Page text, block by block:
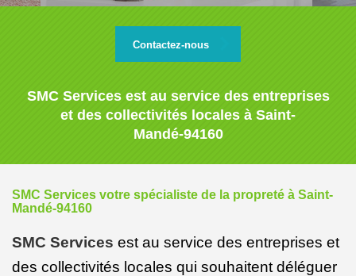
Contactez-nous
SMC Services est au service des entreprises
et des collectivités locales à Saint-
Mandé-94160
SMC Services votre spécialiste de la propreté à Saint-
Mandé-94160
SMC Services est au service des entreprises et
des collectivités locales qui souhaitent déléguer